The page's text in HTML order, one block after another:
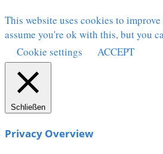
This website uses cookies to
assume you're ok with this, but you
Cookie settings
ACCEPT
Schließen
Privacy Overview